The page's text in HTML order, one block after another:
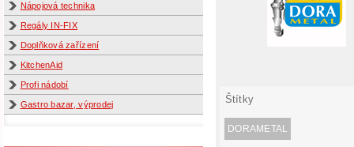
Nápojová technika
Regály IN-FIX
Doplňková zařízení
KitchenAid
Profi nádobí
Gastro bazar, výprodej Štítky
DORAMETAL